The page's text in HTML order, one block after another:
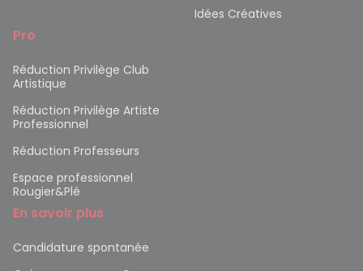
Idées Créatives
Pro
Réduction Privilège Club
Artistique
Réduction Privilège Artiste
Professionnel
Réduction Professeurs
Espace professionnel
Rougier&Plé
En savoir plus
Candidature spontanée